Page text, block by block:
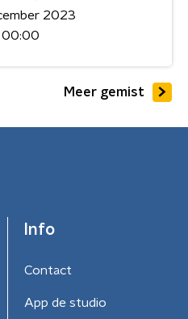
2023
00:00
Meer gemist
Info
Contact
App de studio